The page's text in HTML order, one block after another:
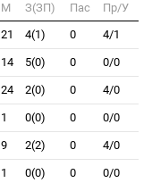
M З(ЗП) Пас
Пр/У
21 4(1) 0 4/1
14 5(0) 0 0/0
24 2(0) 0 4/0
1 0(0) 0 0/0
9 2(2) 0 4/0
1 0(0) 0 0/0